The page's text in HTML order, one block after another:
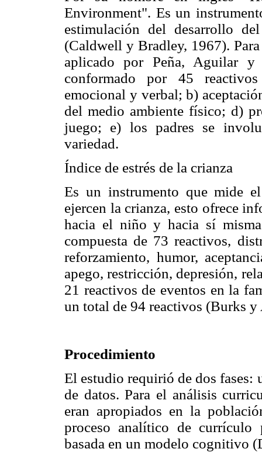
Environment". Es un
estimulación del desarrollo
(Caldwell y Bradley, 1967).
aplicado por Peña, Aguilar
conformado por 45
emocional y verbal; b)
del medio ambiente físico; d)
juego; e) los padres se
variedad.
Índice de estrés de la crianza
Es un instrumento que mide
ejercen la crianza, esto ofrece
hacia el niño y hacia sí
compuesta de 73 reactivos,
reforzamiento, humor,
apego, restricción, depresión,
21 reactivos de eventos en la
un total de 94 reactivos (Burks
Procedimiento
El estudio requirió de dos fases:
de datos. Para el análisis
eran apropiados en la
proceso analítico de currículo
basada en un modelo cognitivo